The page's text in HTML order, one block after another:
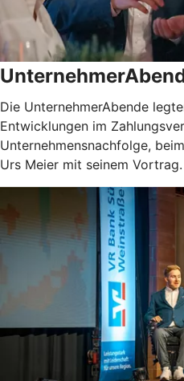
Die UnternehmerAbende
Entwicklungen im
Unternehmensnachfolge,
Urs Meier mit seinem Vortrag.